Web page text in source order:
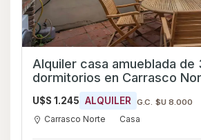
Alquiler casa amueblada de
dormitorios en Carrasco
U$S 1.245 ALQUILER G.C. $U 8.000
Carrasco Norte Casa